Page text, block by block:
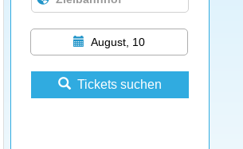
August, 10
Tickets suchen